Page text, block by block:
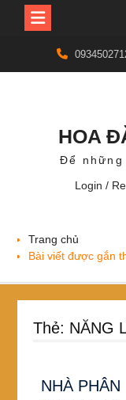
content
HOA
Để
Login /
Trang chủ
Bài viết được gắn
Thẻ: NĂNG
NHÀ